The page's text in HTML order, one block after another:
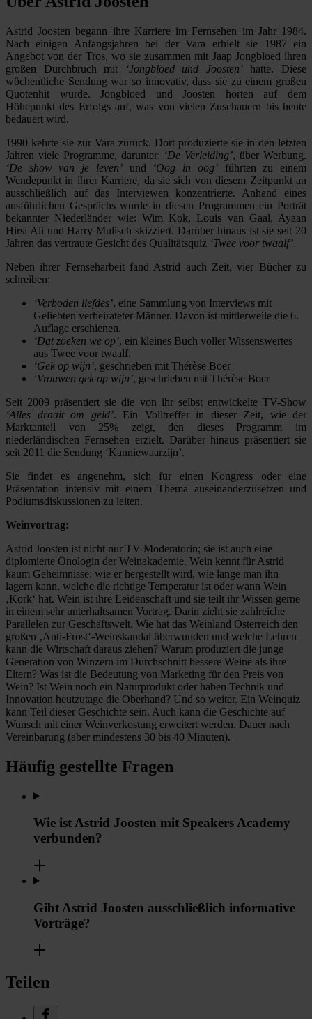
Astrid Joosten begann ihre Karriere im Fernsehen im Jahr 1984.
Nach einigen Anfangsjahren bei der Vara erhielt sie 1987 ein
Angebot von der Tros, wo sie zusammen mit Jaap Jongbloed ihren
großen Durchbruch mit
‘Jongbloed und Joosten’hatte. Diese
wöchentliche Sendung war so innovativ, dass sie zu einem großen
Quotenhit wurde. Jongbloed und Joosten hörten auf dem
Höhepunkt des Erfolgs auf, was von vielen Zuschauern bis heute
bedauert wird.
1990 kehrte sie zur Vara zurück. Dort produzierte sie in den letzten
Jahren viele Programme, darunter: ‘De Verleiding’, über Werbung.
‘De show van je leven’und ‘Oog in oog’führten zu einem
Wendepunkt in ihrer Karriere, da sie sich von diesem Zeitpunkt an
ausschließlich auf das Interviewen konzentrierte. Anhand eines
ausführlichen Gesprächs wurde in diesen Programmen ein Porträt
bekannter Niederländer wie: Wim Kok, Louis van Gaal, Ayaan
Hirsi Ali und Harry Mulisch skizziert. Darüber hinaus ist sie seit 20
Jahren das vertraute Gesicht des Qualitätsquiz ‘Twee voor twaalf’.
Neben ihrer Fernseharbeit fand Astrid auch Zeit, vier Bücher zu
schreiben:
‘Verboden liefdes’, eine Sammlung von Interviews mit
Geliebten verheirateter Männer. Davon ist mittlerweile die 6.
Auflage erschienen.
‘Dat zoeken we op’, ein kleines Buch voller Wissenswertes
aus Twee voor twaalf.
‘Gek op wijn’, geschrieben mit Thérèse Boer
‘Vrouwen gek op wijn’, geschrieben mit Thérèse Boer
Seit 2009 präsentiert sie die von ihr selbst entwickelte TV-Show
‘Alles draait om geld’. Ein Volltreffer in dieser Zeit, wie der
Marktanteil von 25% zeigt, den dieses Programm im
niederländischen Fernsehen erzielt. Darüber hinaus präsentiert sie
seit 2011 die Sendung ‘Kanniewaarzijn’.
Sie findet es angenehm, sich für einen Kongress oder eine
Präsentation intensiv mit einem Thema auseinanderzusetzen und
Podiumsdiskussionen zu leiten.
Weinvortrag:
Astrid Joosten ist nicht nur TV-Moderatorin; sie ist auch eine
diplomierte Önologin der Weinakademie. Wein kennt für Astrid
kaum Geheimnisse: wie er hergestellt wird, wie lange man ihn
lagern kann, welche die richtige Temperatur ist oder wann Wein
‚Kork‘ hat. Wein ist ihre Leidenschaft und sie teilt ihr Wissen gerne
in einem sehr unterhaltsamen Vortrag. Darin zieht sie zahlreiche
Parallelen zur Geschäftswelt. Wie hat das Weinland Österreich den
großen ‚Anti-Frost‘-Weinskandal überwunden und welche Lehren
kann die Wirtschaft daraus ziehen? Warum produziert die junge
Generation von Winzern im Durchschnitt bessere Weine als ihre
Eltern? Was ist die Bedeutung von Marketing für den Preis von
Wein? Ist Wein noch ein Naturprodukt oder haben Technik und
Innovation heutzutage die Oberhand? Und so weiter. Ein Weinquiz
kann Teil dieser Geschichte sein. Auch kann die Geschichte auf
Wunsch mit einer Weinverkostung erweitert werden. Dauer nach
Vereinbarung (aber mindestens 30 bis 40 Minuten).
Häufig gestellte Fragen
Wie ist Astrid Joosten mit Speakers Academy
verbunden?
Gibt Astrid Joosten ausschließlich informative
Vorträge?
Teilen